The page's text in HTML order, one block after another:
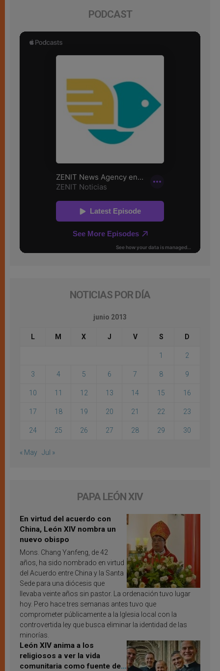
PODCAST
NOTICIAS POR DÍA
junio 2013
L M X J V S D
1 2
3 4 5 6 7 8 9
10 11 12 13 14 15 16
17 18 19 20 21 22 23
24 25 26 27 28 29 30
« May Jul »
PAPA LEÓN XIV
En virtud del acuerdo con
China, León XIV nombra un
nuevo obispo
Mons. Chang Yanfeng, de 42
años, ha sido nombrado en virtud
del Acuerdo entre China y la Santa
Sede para una diócesis que
llevaba veinte años sin pastor. La ordenación tuvo lugar
hoy. Pero hace tres semanas antes tuvo que
comprometer públicamente a la Iglesia local con la
controvertida ley que busca eliminar la identidad de las
minorías.
León XIV anima a los
religiosos a ver la vida
comunitaria como fuente de